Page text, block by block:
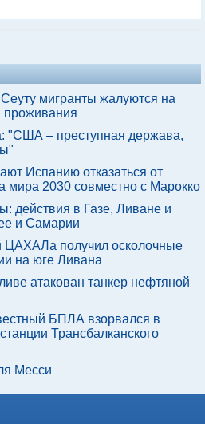
мигранты жалуются на
проживания
"США – преступная держава,
Испанию отказаться от
мира 2030 совместно с Марокко
действия в Газе, Ливане и
и Самарии
ЦАХАЛа получил осколочные
на юге Ливана
атакован танкер нефтяной
БПЛА взорвался в
Трансбалканского
Месси